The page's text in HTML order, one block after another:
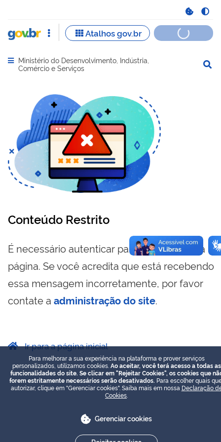
Abrir menu principal de navegação
Ministério do Desenvolvimento, Indústria,
Comércio e Serviços
Conteúdo Restrito
É necessário autenticar para visualizar essa
página. Se você acredita que está recebendo
essa mensagem incorretamente, por favor
contate a administração do site.
Ir para a página inicial
Para melhorar a sua experiência na plataforma e prover serviços
personalizados, utilizamos cookies. Ao aceitar, você terá acesso a todas as
funcionalidades do site. Se clicar em "Rejeitar Cookies", os cookies que
forem estritamente necessários serão desativados. Para escolher quais
autorizar, clique em "Gerenciar cookies". Saiba mais em nossa Declaração
Cookies
Gerenciar cookies